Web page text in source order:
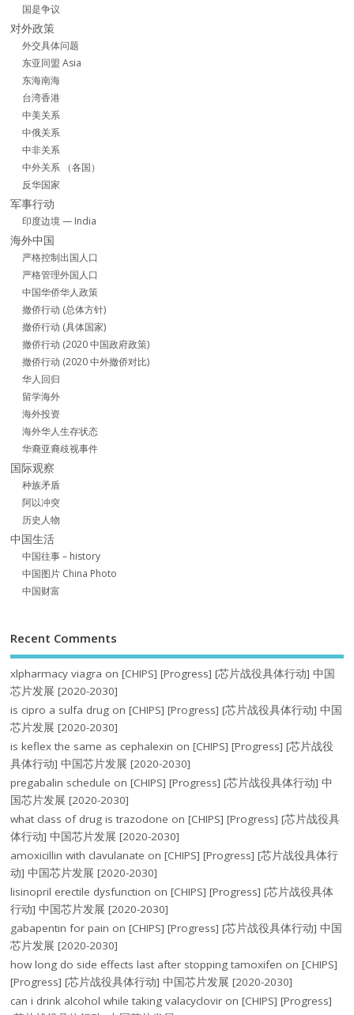
国是争议
对外政策
外交具体问题
东亚同盟 Asia
东海南海
台湾香港
中美关系
中俄关系
中非关系
中外关系 （各国）
反华国家
军事行动
印度边境 — India
海外中国
严格控制出国人口
严格管理外国人口
中国华侨华人政策
撤侨行动 (总体方针)
撤侨行动 (具体国家)
撤侨行动 (2020 中国政府政策)
撤侨行动 (2020 中外撤侨对比)
华人回归
留学海外
海外投资
海外华人生存状态
华裔亚裔歧视事件
国际观察
种族矛盾
阿以冲突
历史人物
中国生活
中国往事 – history
中国图片 China Photo
中国财富
Recent Comments
xlpharmacy viagra on[CHIPS] [Progress] [芯片战役具体行动] 中国
芯片发展 [2020-2030]
is cipro a sulfa drug on[CHIPS] [Progress] [芯片战役具体行动] 中国
芯片发展 [2020-2030]
is keflex the same as cephalexin on[CHIPS] [Progress] [芯片战役
具体行动] 中国芯片发展 [2020-2030]
pregabalin schedule on[CHIPS] [Progress] [芯片战役具体行动] 中
国芯片发展 [2020-2030]
what class of drug is trazodone on[CHIPS] [Progress] [芯片战役具
体行动] 中国芯片发展 [2020-2030]
amoxicillin with clavulanate on[CHIPS] [Progress] [芯片战役具体行
动] 中国芯片发展 [2020-2030]
lisinopril erectile dysfunction on[CHIPS] [Progress] [芯片战役具体
行动] 中国芯片发展 [2020-2030]
gabapentin for pain on[CHIPS] [Progress] [芯片战役具体行动] 中国
芯片发展 [2020-2030]
how long do side effects last after stopping tamoxifen on[CHIPS]
[Progress] [芯片战役具体行动] 中国芯片发展 [2020-2030]
can i drink alcohol while taking valacyclovir on[CHIPS] [Progress]